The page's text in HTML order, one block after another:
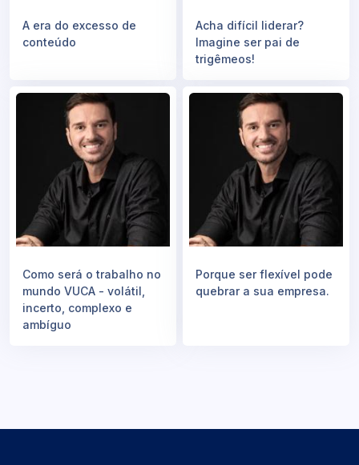
A era do excesso de
conteúdo
Acha difícil liderar?
Imagine ser pai de
trigêmeos!
Como será o trabalho no
mundo VUCA - volátil,
incerto, complexo e
ambíguo
Porque ser flexível pode
quebrar a sua empresa.